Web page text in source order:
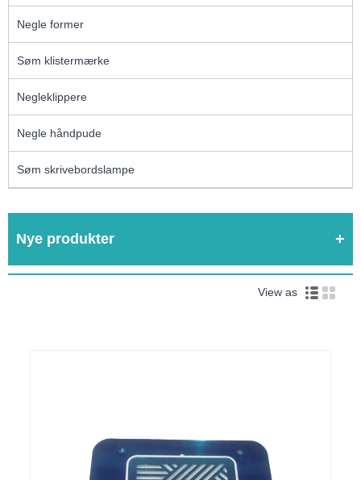
Negle former
Søm klistermærke
Negleklippere
Negle håndpude
Søm skrivebordslampe
Nye produkter
View as